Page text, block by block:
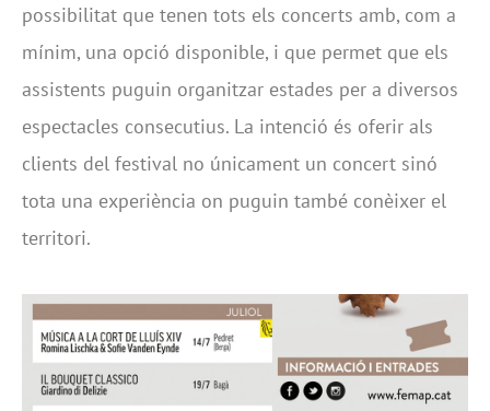
possibilitat que tenen tots els concerts amb, com a
mínim, una opció disponible, i que permet que els
assistents puguin organitzar estades per a diversos
espectacles consecutius. La intenció és oferir als
clients del festival no únicament un concert sinó
tota una experiència on puguin també conèixer el
territori.